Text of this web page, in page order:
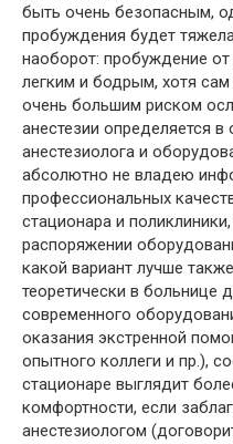
быть очень безопасным,
пробуждения будет
наоборот: пробуждение
легким и бодрым, хотя
очень большим риском
анестезии определяется
анестезиолога и
абсолютно не владею
профессиональных
стационара и
распоряжении
какой вариант лучше
теоретически в больнице
современного
оказания экстренной
опытного коллеги и пр.),
стационаре выглядит
комфортности, если
анестезиологом